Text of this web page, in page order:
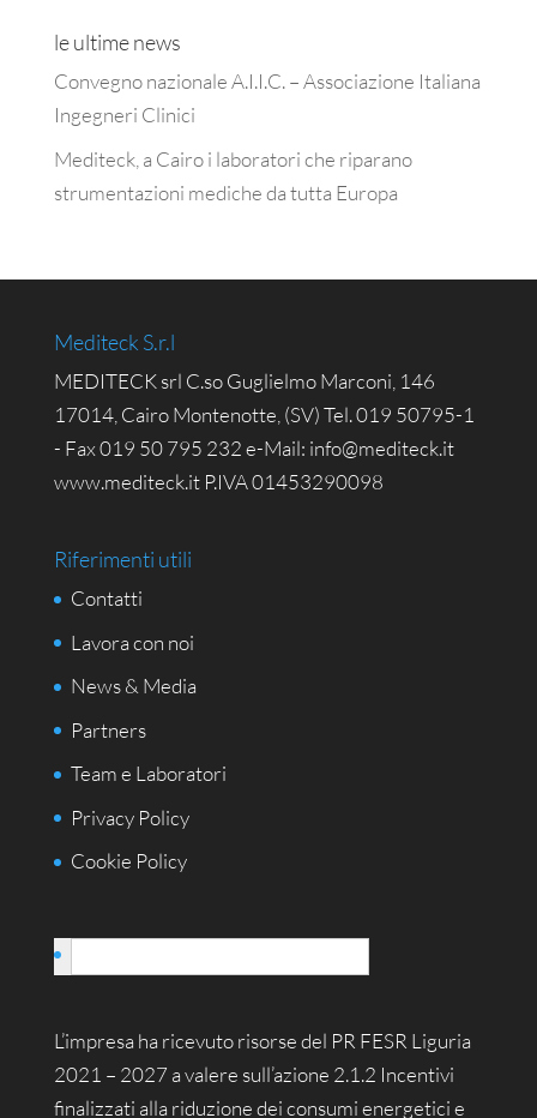
le ultime news
Convegno nazionale A.I.I.C. – Associazione Italiana
Ingegneri Clinici
Mediteck, a Cairo i laboratori che riparano
strumentazioni mediche da tutta Europa
Mediteck S.r.l
MEDITECK srl C.so Guglielmo Marconi, 146
17014, Cairo Montenotte, (SV) Tel. 019 50795-1
- Fax 019 50 795 232 e-Mail: info@mediteck.it
www.mediteck.it P.IVA 01453290098
Riferimenti utili
Contatti
Lavora con noi
News & Media
Partners
Team e Laboratori
Privacy Policy
Cookie Policy
L’impresa ha ricevuto risorse del PR FESR Liguria
2021 – 2027 a valere sull’azione 2.1.2 Incentivi
finalizzati alla riduzione dei consumi energetici e